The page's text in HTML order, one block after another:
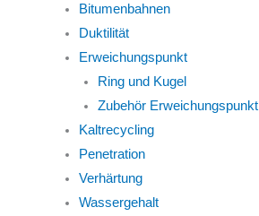
Bitumenbahnen
Duktilität
Erweichungspunkt
Ring und Kugel
Zubehör Erweichungspunkt
Kaltrecycling
Penetration
Verhärtung
Wassergehalt